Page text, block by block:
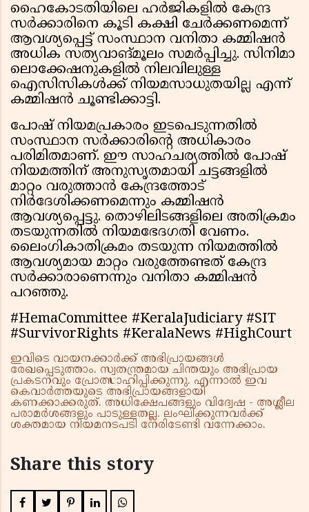
ഹൈകോടതിയിലെ ഹര്‍ജികളില്‍ കേന്ദ്ര
സര്‍ക്കാരിനെ കൂടി കക്ഷി ചേര്‍ക്കണമെന്ന്
ആവശ്യപ്പെട്ട് സംസ്ഥാന വനിതാ കമ്മിഷന്‍
അധിക സത്യവാങ്മൂലം സമര്‍പ്പിച്ചു. സിനിമാ
ലൊക്കേഷനുകളില്‍ നിലവിലുള്ള
ഐസിസികള്‍ക്ക് നിയമസാധുതയില്ല എന്ന്
കമ്മിഷന്‍ ചൂണ്ടിക്കാട്ടി.
പോഷ് നിയമപ്രകാരം ഇടപെടുന്നതില്‍
സംസ്ഥാന സര്‍ക്കാരിന്റെ അധികാരം
പരിമിതമാണ്. ഈ സാഹചര്യത്തില്‍ പോഷ്
നിയമത്തിന് അനുസൃതമായി ചട്ടങ്ങളില്‍
മാറ്റം വരുത്താന്‍ കേന്ദ്രത്തോട്
നിര്‍ദേശിക്കണമെന്നും കമ്മിഷന്‍
ആവശ്യപ്പെട്ടു. തൊഴിലിടങ്ങളിലെ അതിക്രമം
തടയുന്നതില്‍ നിയമഭേദഗതി വേണം.
ലൈംഗികാതിക്രമം തടയുന്ന നിയമത്തില്‍
ആവശ്യമായ മാറ്റം വരുത്തേണ്ടത് കേന്ദ്ര
സര്‍ക്കാരാണെന്നും വനിതാ കമ്മിഷന്‍
പറഞ്ഞു.
#HemaCommittee #KeralaJudiciary #SIT
#SurvivorRights #KeralaNews #HighCourt
ഇവിടെ വായനക്കാർക്ക് അഭിപ്രായങ്ങൾ
രേഖപ്പെടുത്താം. സ്വതന്ത്രമായ ചിന്തയും അഭിപ്രായ
പ്രകടനവും പ്രോത്സാഹിപ്പിക്കുന്നു. എന്നാൽ ഇവ
കെവാർത്തയുടെ അഭിപ്രായങ്ങളായി
കണക്കാക്കരുത്. അധിക്ഷേപങ്ങളും വിദ്വേഷ - അശ്ലീല
പരാമർശങ്ങളും പാടുള്ളതല്ല. ലംഘിക്കുന്നവർക്ക്
ശക്തമായ നിയമനടപടി നേരിടേണ്ടി വന്നേക്കാം.
Share this story